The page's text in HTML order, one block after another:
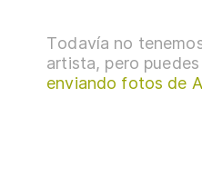
Todavía no
artista, pero puedes
enviando fotos de